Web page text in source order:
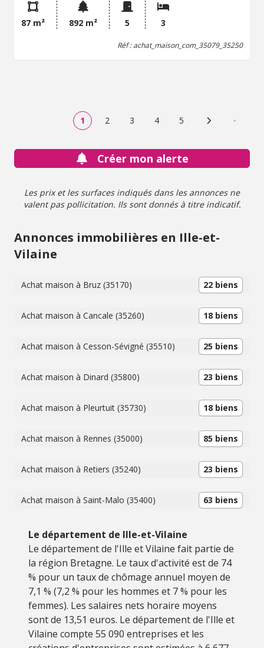
avec placard, à l'étage : grenier sur le tout Jardin. Cours
devant. Chauffage fioul. Assainissement collectif. Classe
énergétique E (213) ; E (66). Prix net vendeur : 290.000,00
EUR + hono.négo : 10.000,00 EUR
87 m² 892 m² 5 3
Réf : achat_maison_com_35079_35250
1 2 3 4 5 Page suivante
Créer mon alerte
Les prix et les surfaces indiqués dans les annonces ne
valent pas pollicitation. Ils sont donnés à titre indicatif.
Annonces immobilières en Ille-et-
Vilaine
Achat maison à Bruz (35170) 22 biens
Achat maison à Cancale (35260) 18 biens
Achat maison à Cesson-Sévigné (35510) 25 biens
Achat maison à Dinard (35800) 23 biens
Achat maison à Pleurtuit (35730) 18 biens
Achat maison à Rennes (35000) 85 biens
Achat maison à Retiers (35240) 23 biens
Achat maison à Saint-Malo (35400) 63 biens
Le département de Ille-et-Vilaine
Le département de l'Ille et Vilaine fait partie de
la région Bretagne. Le taux d'activité est de 74
% pour un taux de chômage annuel moyen de
7,1 % (7,2 % pour les hommes et 7 % pour les
femmes). Les salaires nets horaire moyens
sont de 13,51 euros. Le département de l'Ille et
Vilaine compte 55 090 entreprises et les